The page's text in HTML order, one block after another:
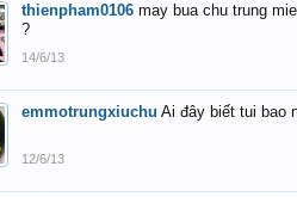
thienpham0106 may bua chu trung
?
14/6/13
emmotrungxiuchu Ai đây biết tui bao
12/6/13